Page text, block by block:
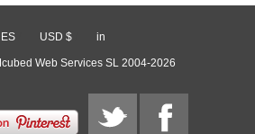
ES USD $ in
Web Services SL 2004-2026